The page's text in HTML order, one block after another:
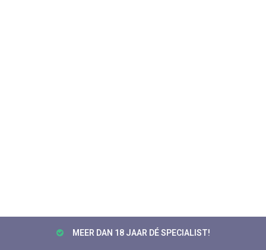
MEER DAN 18 JAAR DÉ SPECIALIST!